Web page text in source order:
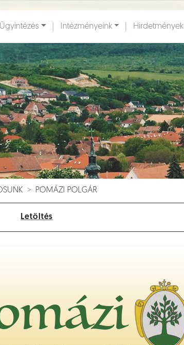
Ügyintézés Intézményeink Hirdetmények
POMÁZI POLGÁR
Letöltés
] Dokumentumok []